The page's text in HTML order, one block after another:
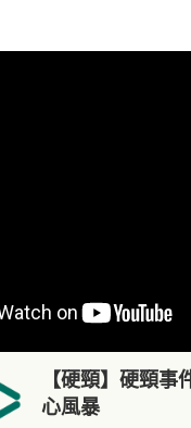
【硬頸】硬頸事
心風暴